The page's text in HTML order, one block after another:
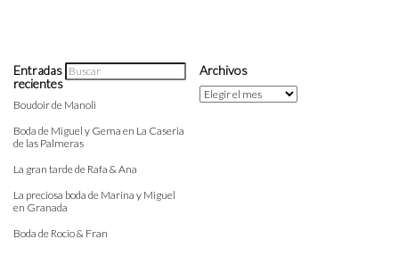
Entradas
recientes
Boudoir de Manoli
Boda de Miguel y Gema en La Caseria
de las Palmeras
La gran tarde de Rafa & Ana
La preciosa boda de Marina y Miguel
en Granada
Boda de Rocio & Fran
Archivos
Archivos